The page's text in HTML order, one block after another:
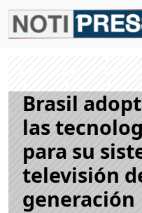
Brasil
las
para su
televisión
generación